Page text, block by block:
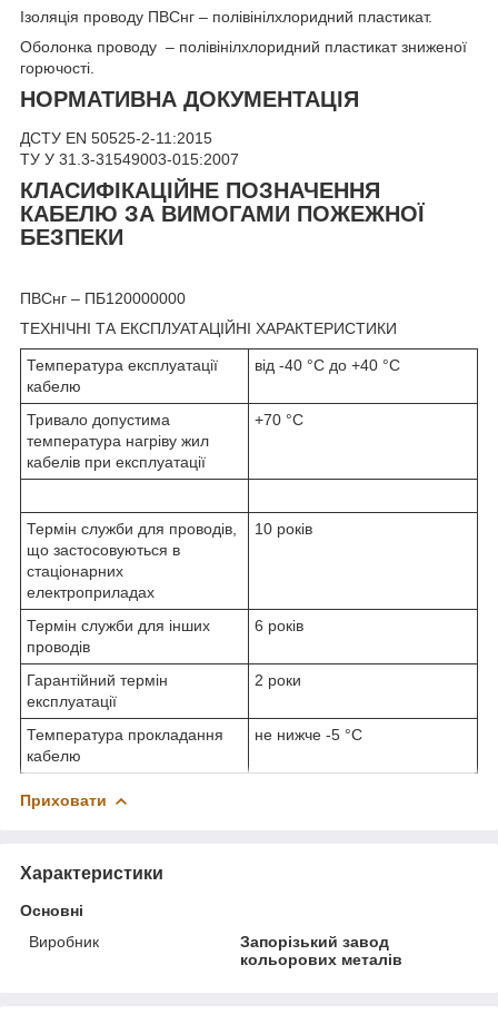
Ізоляція проводу ПВСнг – полівінілхлоридний пластикат.
Оболонка проводу – полівінілхлоридний пластикат зниженої
горючості.
НОРМАТИВНА ДОКУМЕНТАЦІЯ
ДСТУ EN 50525-2-11:2015
ТУ У 31.3-31549003-015:2007
КЛАСИФІКАЦІЙНЕ ПОЗНАЧЕННЯ
КАБЕЛЮ ЗА ВИМОГАМИ ПОЖЕЖНОЇ
БЕЗПЕКИ
ПВСнг – ПБ120000000
ТЕХНІЧНІ ТА ЕКСПЛУАТАЦІЙНІ ХАРАКТЕРИСТИКИ
Температура експлуатації
кабелю
від -40 °С до +40 °С
Тривало допустима
температура нагріву жил
кабелів при експлуатації
+70 °С
Термін служби для проводів,
що застосовуються в
стаціонарних
електроприладах
10 років
Термін служби для інших
проводів
6 років
Гарантійний термін
експлуатації
2 роки
Температура прокладання
кабелю
не нижче -5 °С
Приховати
Характеристики
Основні
Виробник
Запорізький завод
кольорових металів